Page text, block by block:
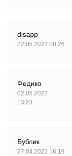
disapp
22.05.2022 08:26
Федико
02.05.2022
13:23
Бублик
27.04.2022 16:19